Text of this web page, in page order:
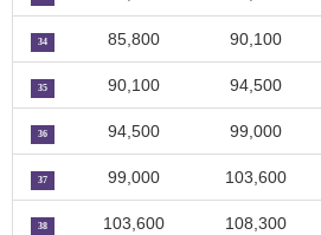
34 85,800 90,100
35 90,100 94,500
36 94,500 99,000
37 99,000 103,600
38 103,600 108,300